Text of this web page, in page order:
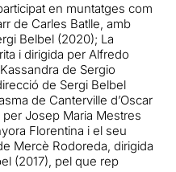
en muntatges com
de Carles Batlle, amb
Belbel (2020); La
i dirigida per Alfredo
de Sergio
de Sergi Belbel
de Canterville d’Oscar
per Josep Maria Mestres
Florentina i el seu
Mercè Rodoreda, dirigida
(2017), pel que rep